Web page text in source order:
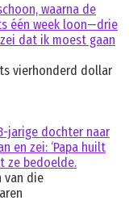
waarna de
één week loon—drie
dat ik moest gaan
vierhonderd dollar
jarige dochter naar
en zei: ‘Papa huilt
ze bedoelde.
van die